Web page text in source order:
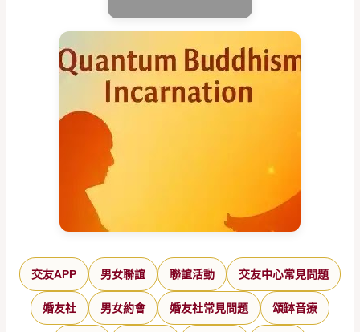
交友APP 男女聯誼 聯誼活動 交友中心常見問題
婚友社 男女約會 婚友社常見問題 頌缽音療